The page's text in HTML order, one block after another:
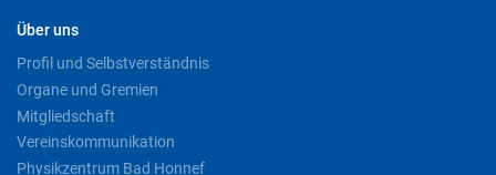
Über uns
Profil und Selbstverständnis
Organe und Gremien
Mitgliedschaft
Vereinskommunikation
Physikzentrum Bad Honnef